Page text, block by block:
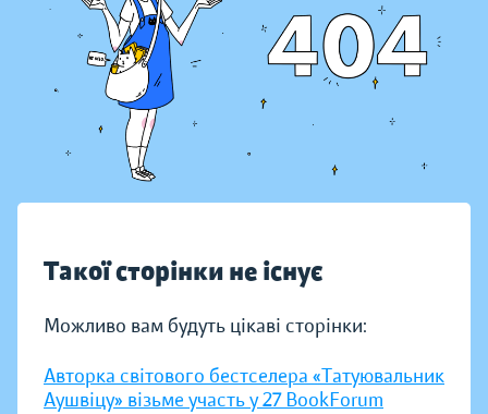
Такої сторінки не існує
Можливо вам будуть цікаві сторінки:
Авторка світового бестселера «Татуювальник
Аушвіцу» візьме участь у 27 BookForum